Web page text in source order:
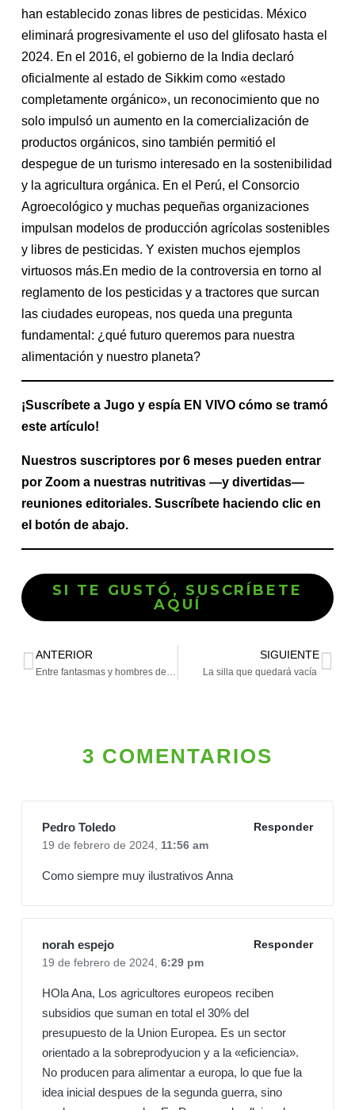
han establecido zonas libres de pesticidas. México
eliminará progresivamente el uso del glifosato hasta el
2024. En el 2016, el gobierno de la India declaró
oficialmente al estado de Sikkim como «estado
completamente orgánico», un reconocimiento que no
solo impulsó un aumento en la comercialización de
productos orgánicos, sino también permitió el
despegue de un turismo interesado en la sostenibilidad
y la agricultura orgánica. En el Perú, el Consorcio
Agroecológico y muchas pequeñas organizaciones
impulsan modelos de producción agrícolas sostenibles
y libres de pesticidas. Y existen muchos ejemplos
virtuosos más.En medio de la controversia en torno al
reglamento de los pesticidas y a tractores que surcan
las ciudades europeas, nos queda una pregunta
fundamental: ¿qué futuro queremos para nuestra
alimentación y nuestro planeta?
¡Suscríbete a Jugo y espía EN VIVO cómo se tramó
este artículo!
Nuestros suscriptores por 6 meses pueden entrar
por Zoom a nuestras nutritivas —y divertidas—
reuniones editoriales. Suscríbete haciendo clic en
el botón de abajo.
SI TE GUSTÓ, SUSCRÍBETE
AQUÍ
ANTERIOR
Entre fantasmas y hombres de paja
SIGUIENTE
La silla que quedará vacía
3 COMENTARIOS
Pedro Toledo
Responder
19 de febrero de 2024, 11:56 am
Como siempre muy ilustrativos Anna
norah espejo
Responder
19 de febrero de 2024, 6:29 pm
HOla Ana, Los agricultores europeos reciben
subsidios que suman en total el 30% del
presupuesto de la Union Europea. Es un sector
orientado a la sobreprodyucion y a la «eficiencia».
No producen para alimentar a europa, lo que fue la
idea inicial despues de la segunda guerra, sino